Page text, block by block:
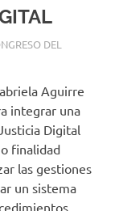
DEL
Aguirre
integrar una
Digital
finalidad
las gestiones
un sistema